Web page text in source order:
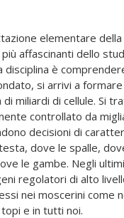
elementare della
affascinanti dello
è
si arrivi a formare
miliardi di cellule. Si
controllato da
decisioni di
dove le spalle,
le gambe. Negli ultimi
regolatori di alto
nei moscerini come
e in tutti noi.
di questi geni è quindi
forma vivente.
alla luce
genetico nel quadro
seconda edizione il
Fra questi
diverse
le nuove conoscenze
Riflettere sulla
Oggi è